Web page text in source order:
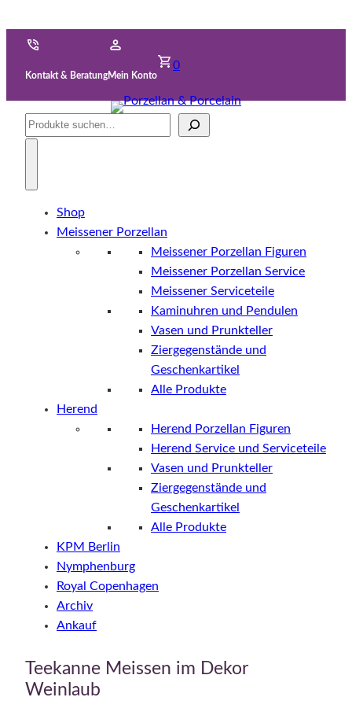
Kontakt & BeratungMein Konto
0
Suche
Shop
Meissener Porzellan
Meissener Porzellan Figuren
Meissener Porzellan Service
Meissener Serviceteile
Kaminuhren und Pendulen
Vasen und Prunkteller
Ziergegenstände und
Geschenkartikel
Alle Produkte
Herend
Herend Porzellan Figuren
Herend Service und Serviceteile
Vasen und Prunkteller
Ziergegenstände und
Geschenkartikel
Alle Produkte
KPM Berlin
Nymphenburg
Royal Copenhagen
Archiv
Ankauf
Teekanne Meissen im Dekor
Weinlaub